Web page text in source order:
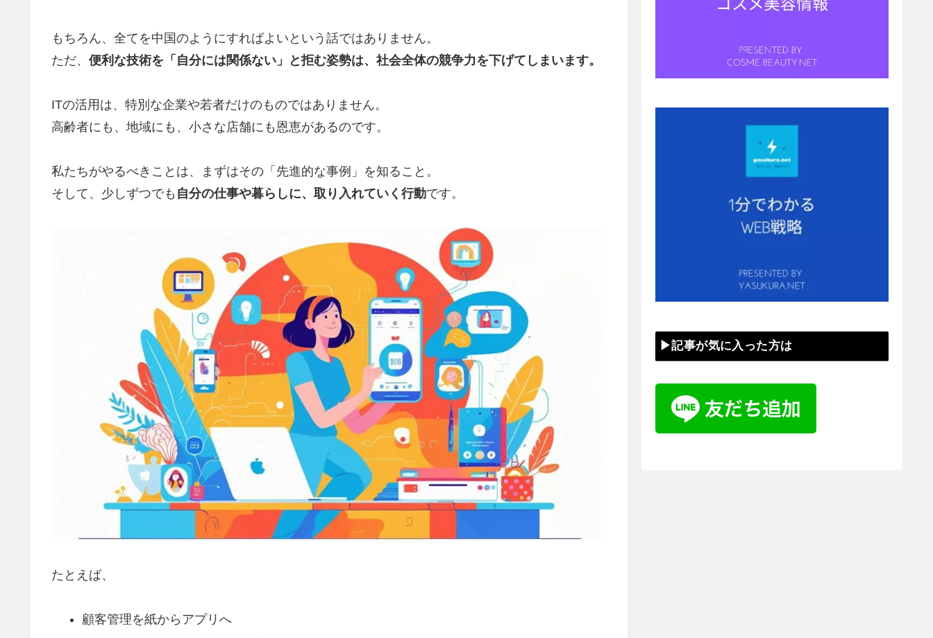
もちろん、全てを中国のようにすればよいという話ではありません。
ただ、 便利な技術を「自分には関係ない」と拒む姿勢は、社会全体の競争力を下げてしまいます。
ITの活用は、特別な企業や若者だけのものではありません。
高齢者にも、地域にも、小さな店舗にも恩恵があるのです。
私たちがやるべきことは、まずはその「先進的な事例」を知ること。
そして、少しずつでも 自分の仕事や暮らしに、取り入れていく行動です。
たとえば、
顧客管理を紙からアプリへ
▶記事が気に入った方は